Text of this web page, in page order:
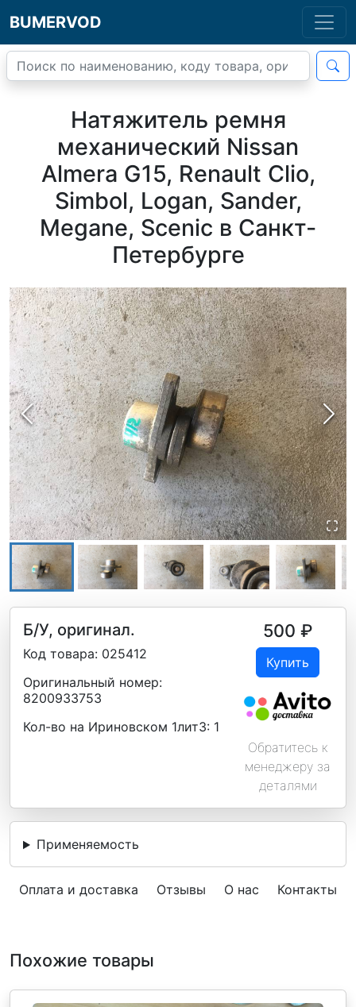
BUMERVOD
Натяжитель ремня
механический Nissan
Almera G15, Renault Clio,
Simbol, Logan, Sander,
Megane, Scenic в Санкт-
Петербурге
Б/У, оригинал.
Код товара: 025412
Оригинальный номер:
8200933753
Кол-во на Ириновском 1лит3: 1
500 ₽
Купить
Обратитесь к
менеджеру за
деталями
Применяемость
Оплата и доставка Отзывы О нас Контакты
Похожие товары